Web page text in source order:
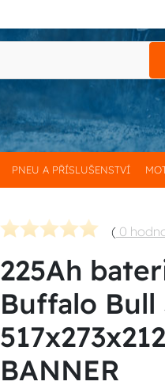
PNEU A PŘÍSLUŠENSTVÍ
( 0
225Ah
Buffalo Bull
BANNER